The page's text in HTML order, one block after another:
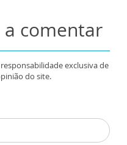
comentar
exclusiva de
do site.